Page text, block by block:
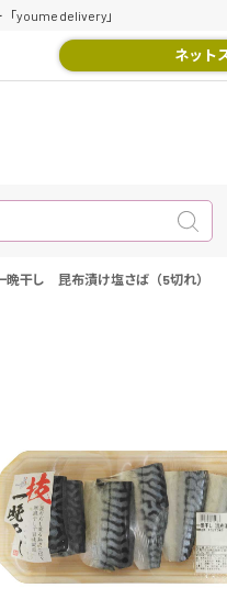
youme delivery」
ネット
晩干し 昆布漬け塩さば（5切れ）